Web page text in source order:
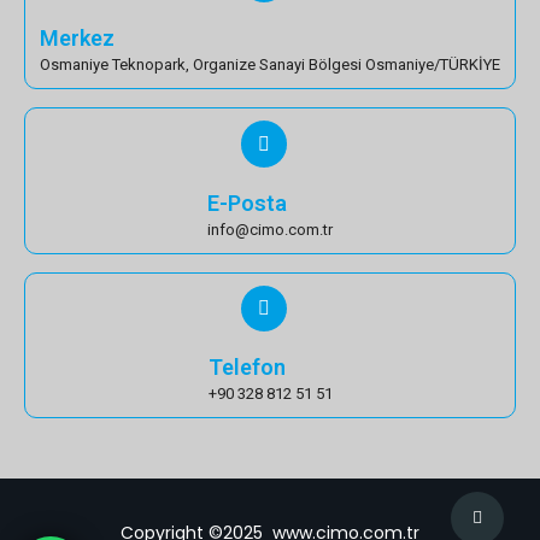
Merkez
Osmaniye Teknopark, Organize Sanayi Bölgesi Osmaniye/TÜRKİYE
E-Posta
info@cimo.com.tr
Telefon
+90 328 812 51 51
Copyright ©2025 www.cimo.com.tr